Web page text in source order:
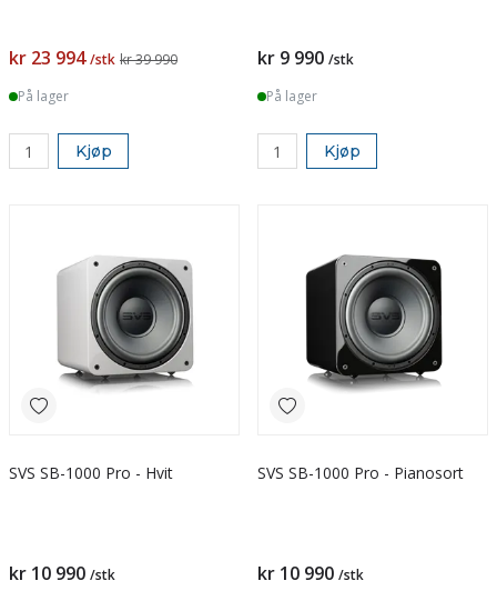
kr 23 994 /stk kr 39 990
På lager
Kjøp
kr 9 990 /stk
På lager
Kjøp
SVS SB-1000 Pro - Hvit
kr 10 990 /stk
SVS SB-1000 Pro - Pianosort
kr 10 990 /stk